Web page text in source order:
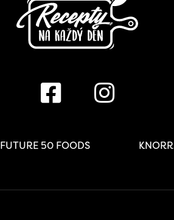
FUTURE 50 FOODS KNORR